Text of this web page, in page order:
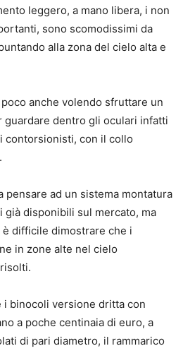
leggero, a mano libera, i non
sono scomodissimi da
alla zona del cielo alta e
anche volendo sfruttare un
guardare dentro gli oculari infatti
contorsionisti, con il collo
pensare ad un sistema montatura
già disponibili sul mercato, ma
è difficile dimostrare che i
in zone alte nel cielo
i binocoli versione dritta con
a poche centinaia di euro, a
di pari diametro, il rammarico